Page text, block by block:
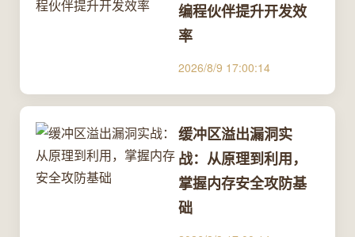
编程伙伴提升开发效
率
2026/8/9 17:00:14
缓冲区溢出漏洞实
战：从原理到利用，
掌握内存安全攻防基
础